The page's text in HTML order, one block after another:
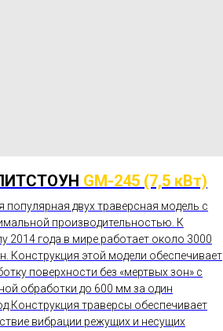
GM-245 (7,5 кВт)
популярная двух траверсная модель с
производительностью. К
2014 года в мире работает около 3000
Конструкция этой модели обеспечивает
поверхности без «мертвых зон» с
обработки до 600 мм за один
траверсы обеспечивает
вибрации режущих и несущих